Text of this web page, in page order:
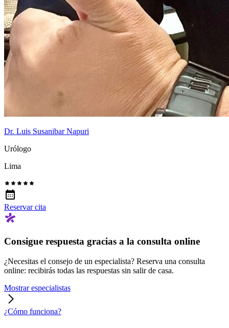
Dr. Luis Susanibar Napuri
Urólogo
Lima
Reservar cita
Consigue respuesta gracias a la consulta online
¿Necesitas el consejo de un especialista? Reserva una consulta
online: recibirás todas las respuestas sin salir de casa.
Mostrar especialistas
¿Cómo funciona?